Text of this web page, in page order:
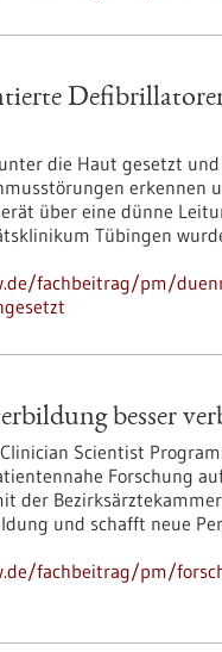
die Haut gesetzt
erkennen
über eine dünne
Tübingen
fachbeitrag/pm/
besser
Scientist
Forschung
der
und schafft neue
fachbeitrag/pm/